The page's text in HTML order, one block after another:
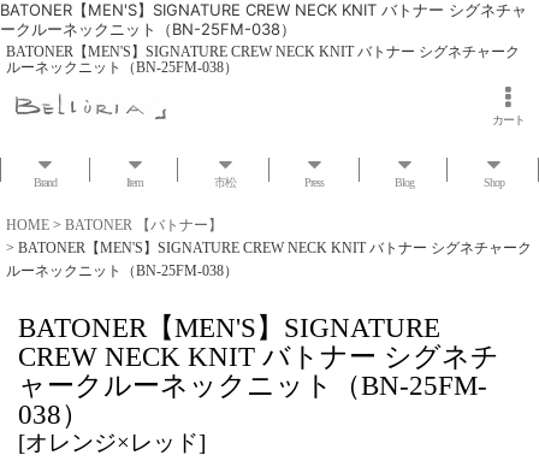
BATONER【MEN'S】SIGNATURE CREW NECK KNIT バトナー シグネチャ
ークルーネックニット（BN-25FM-038）
BATONER【MEN'S】SIGNATURE CREW NECK KNIT バトナー シグネチャーク
ルーネックニット（BN-25FM-038）
カート
Brand Item 市松 Press Blog Shop
HOME > BATONER 【バトナー】
> BATONER【MEN'S】SIGNATURE CREW NECK KNIT バトナー シグネチャーク
ルーネックニット（BN-25FM-038）
BATONER【MEN'S】SIGNATURE
CREW NECK KNIT バトナー シグネチ
ャークルーネックニット（BN-25FM-
038）
[オレンジ×レッド]